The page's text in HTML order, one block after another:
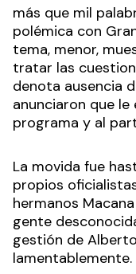
más que mil
polémica con
tema, menor,
tratar las
denota ausencia
anunciaron que
programa y al
La movida fue
propios
hermanos
gente
gestión de